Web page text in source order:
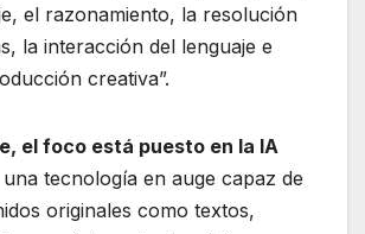
el razonamiento, la resolución
la interacción del lenguaje e
creativa”.
el foco está puesto en la IA
una tecnología en auge capaz de
originales como textos,